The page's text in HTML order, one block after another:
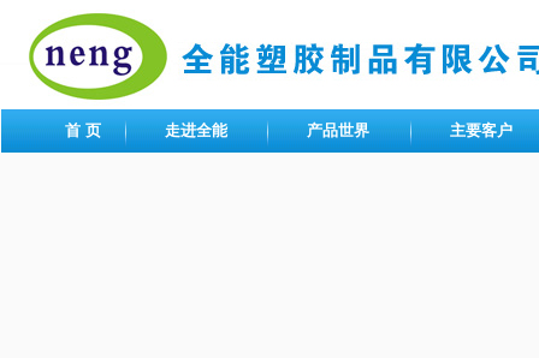
首 页 走进全能 产品世界 主要客户